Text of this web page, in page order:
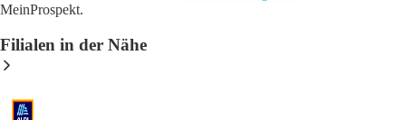
MeinProspekt.
Filialen in der Nähe